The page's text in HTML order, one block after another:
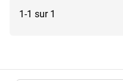
1-1 sur 1